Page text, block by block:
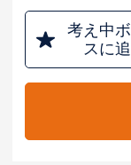
考え中
スに